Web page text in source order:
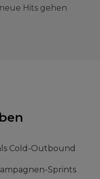
Hits gehen
Cold-Outbound
Sprints